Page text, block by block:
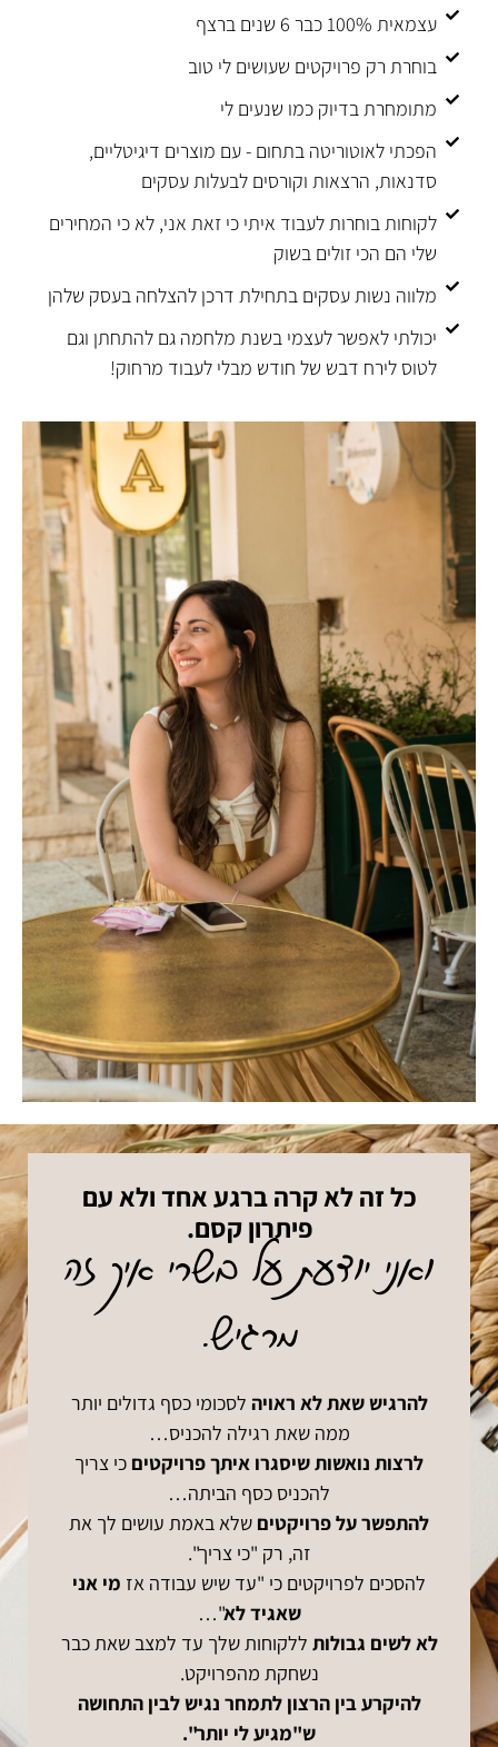
עצמאית 100% כבר 6 שנים ברצף
בוחרת רק פרויקטים שעושים לי טוב
מתומחרת בדיוק כמו שנעים לי
הפכתי לאוטוריטה בתחום - עם מוצרים דיגיטליים,
סדנאות, הרצאות וקורסים לבעלות עסקים
לקוחות בוחרות לעבוד איתי כי זאת אני, לא כי המחירים
שלי הם הכי זולים בשוק
מלווה נשות עסקים בתחילת דרכן להצלחה בעסק שלהן
יכולתי לאפשר לעצמי בשנת מלחמה גם להתחתן וגם
לטוס לירח דבש של חודש מבלי לעבוד מרחוק!
כל זה לא קרה ברגע אחד ולא עם
פיתרון קסם.
ואני יודעת על בשרי איך זה
מרגיש.
להרגיש שאת לא ראויה לסכומי כסף גדולים יותר
ממה שאת רגילה להכניס…
לרצות נואשות שיסגרו איתך פרויקטים כי צריך
להכניס כסף הביתה…
להתפשר על פרויקטים שלא באמת עושים לך את
זה, רק "כי צריך".
להסכים לפרויקטים כי "עד שיש עבודה אז מי אני
שאגיד לא"…
לא לשים גבולות ללקוחות שלך עד למצב שאת כבר
נשחקת מהפרויקט.
להיקרע בין הרצון לתמחר נגיש לבין התחושה
ש"מגיע לי יותר".